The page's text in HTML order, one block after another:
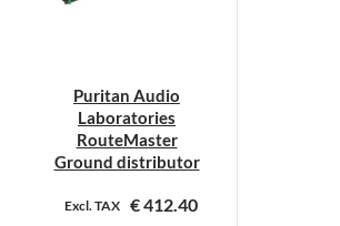
Puritan Audio
Laboratories
RouteMaster
Ground distributor
Excl. TAX €412.40